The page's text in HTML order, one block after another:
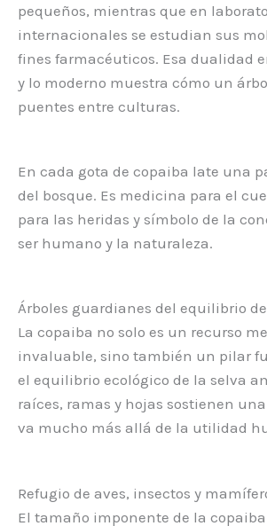
pequeños, mientras que en
internacionales se estudian sus
fines farmacéuticos. Esa dualidad
y lo moderno muestra cómo un
puentes entre culturas.
En cada gota de copaiba late una
del bosque. Es medicina para el
para las heridas y símbolo de la
ser humano y la naturaleza.
Árboles guardianes del equilibrio
La copaiba no solo es un recurso
invaluable, sino también un pilar
el equilibrio ecológico de la selva
raíces, ramas y hojas sostienen
va mucho más allá de la utilidad
Refugio de aves, insectos y
El tamaño imponente de la